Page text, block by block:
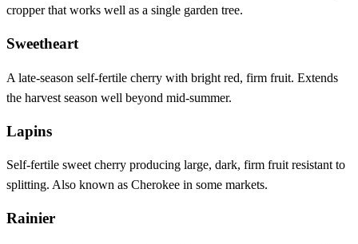
cropper that works well as a single garden tree.
Sweetheart
A late-season self-fertile cherry with bright red, firm fruit. Extends
the harvest season well beyond mid-summer.
Lapins
Self-fertile sweet cherry producing large, dark, firm fruit resistant to
splitting. Also known as Cherokee in some markets.
Rainier